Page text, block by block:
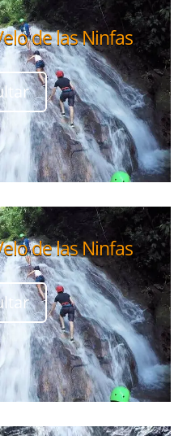
de las Ninfas
de las Ninfas